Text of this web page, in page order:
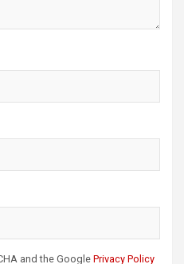
and the Google Privacy Policy